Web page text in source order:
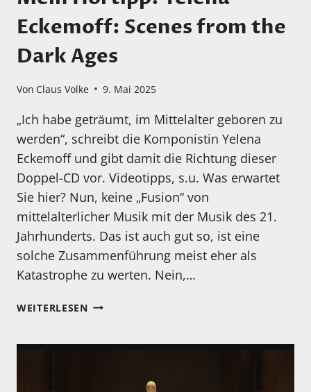
Eckemoff: Scenes from the
Dark Ages
Von Claus Volke 9. Mai 2025
„Ich habe geträumt, im Mittelalter geboren zu
werden“, schreibt die Komponistin Yelena
Eckemoff und gibt damit die Richtung dieser
Doppel-CD vor. Videotipps, s.u. Was erwartet
Sie hier? Nun, keine „Fusion“ von
mittelalterlicher Musik mit der Musik des 21.
Jahrhunderts. Das ist auch gut so, ist eine
solche Zusammenführung meist eher als
Katastrophe zu werten. Nein,…
WEITERLESENMEIN